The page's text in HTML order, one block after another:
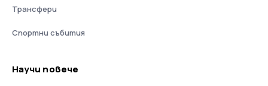
Трансфери
Спортни събития
Научи повече